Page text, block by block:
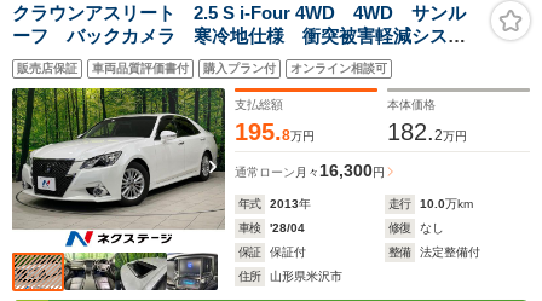
クラウンアスリート 2.5 S i-Four 4WD 4WD サンル
ーフ バックカメラ 寒冷地仕様 衝突被害軽減システ
ム レーダークルーズ 禁煙車 レザーシート 前席シ
ートエアコン コーナーセンサー スマートキー LED
ヘッド ビルトインETC
販売店保証 車両品質評価書付 購入プラン付 オンライン相談可
支払総額
195.8万円
本体価格
182.2万円
通常ローン 月々 16,300円
年式 2013年 走行 10.0万km
車検
'28/04 修復
なし
保証
保証付 整備
法定整備付
住所
山形県米沢市